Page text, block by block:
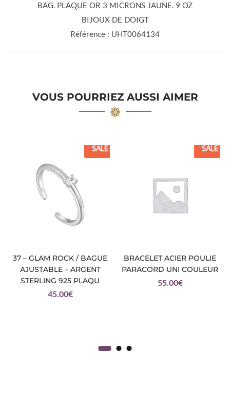
BAG. PLAQUE OR 3 MICRONS JAUNE. 9 OZ
BIJOUX DE DOIGT
Référence : UHT0064134
VOUS POURRIEZ AUSSI AIMER
SALE
37 – GLAM ROCK / BAGUE
AJUSTABLE – ARGENT
STERLING 925 PLAQU
45.00€
SALE
BRACELET ACIER POULIE
PARACORD UNI COULEUR
55.00€